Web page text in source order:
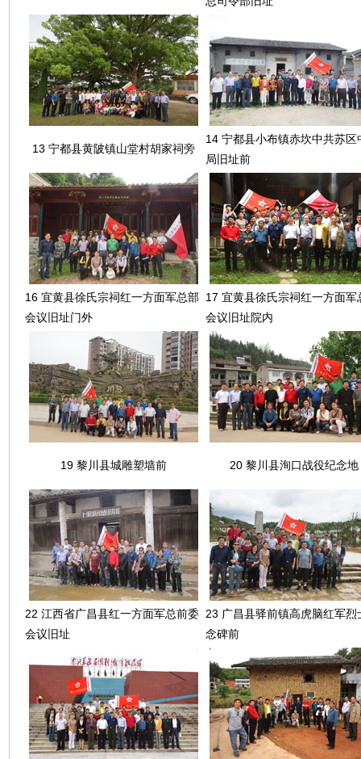
13 宁都县黄陂镇山堂村胡家祠旁
14 宁都县小布镇赤坎中共苏区
局旧址前
16 宜黄县徐氏宗祠红一方面军总部
会议旧址门外
17 宜黄县徐氏宗祠红一方面军
会议旧址院内
19 黎川县城雕塑墙前 20 黎川县洵口战役纪念地
22 江西省广昌县红一方面军总前委
会议旧址
23 广昌县驿前镇高虎脑红军烈
念碑前